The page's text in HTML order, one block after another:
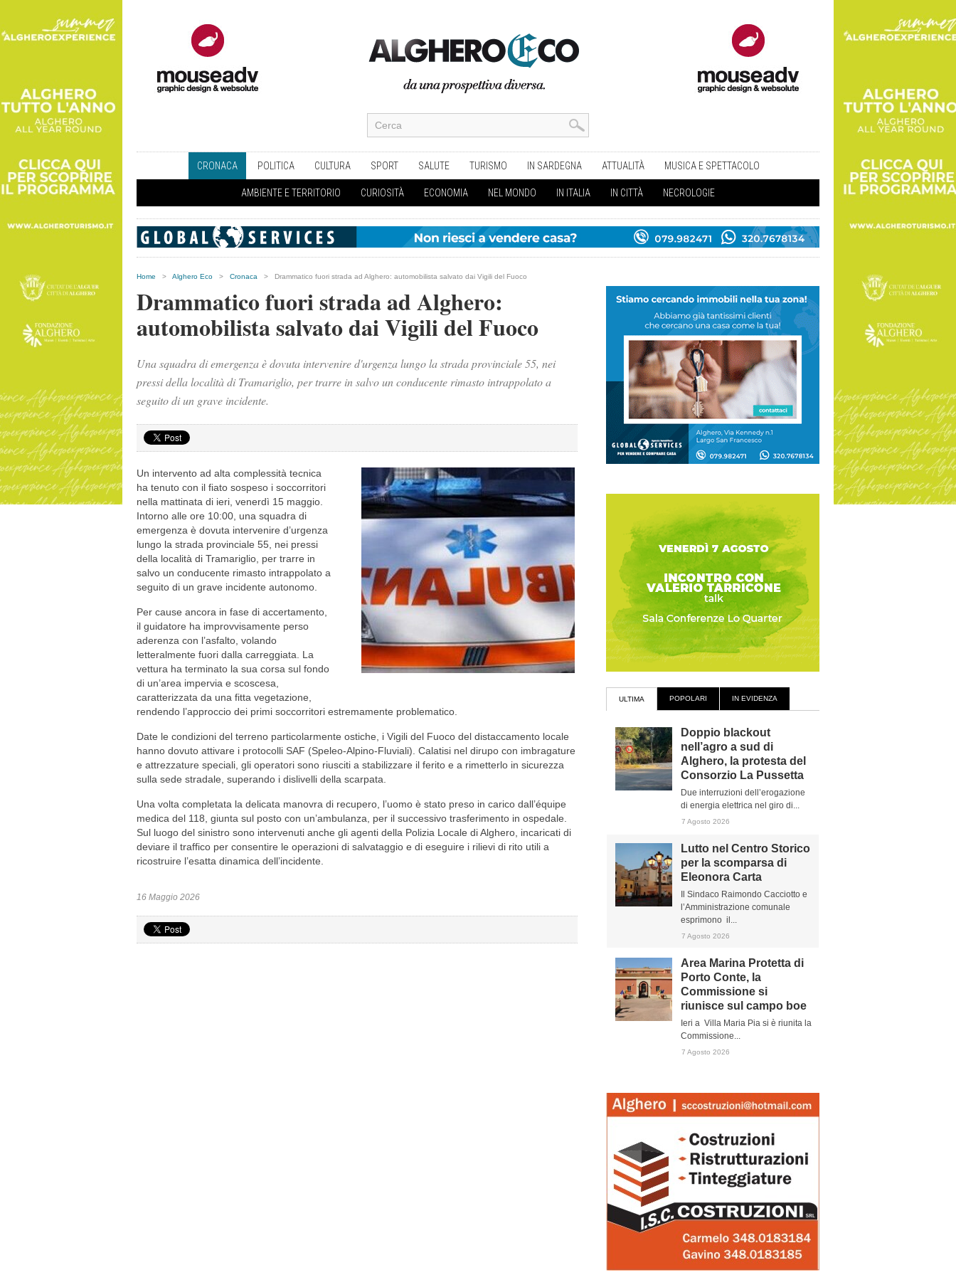
CRONACA POLITICA CULTURA SPORT SALUTE TURISMO IN SARDEGNA ATTUALITÀ MUSICA E SPETTACOLO
AMBIENTE E TERRITORIO CURIOSITÀ ECONOMIA NEL MONDO IN ITALIA IN CITTÀ NECROLOGIE
Home > Alghero Eco > Cronaca > Drammatico fuori strada ad Alghero: automobilista salvato dai Vigili del Fuoco
Drammatico fuori strada ad Alghero:
automobilista salvato dai Vigili del Fuoco
Una squadra di emergenza è dovuta intervenire d'urgenza lungo la strada provinciale 55, nei
pressi della località di Tramariglio, per trarre in salvo un conducente rimasto intrappolato a
seguito di un grave incidente.
Un intervento ad alta complessità tecnica
ha tenuto con il fiato sospeso i soccorritori
nella mattinata di ieri, venerdì 15 maggio.
Intorno alle ore 10:00, una squadra di
emergenza è dovuta intervenire d’urgenza
lungo la strada provinciale 55, nei pressi
della località di Tramariglio, per trarre in
salvo un conducente rimasto intrappolato a
seguito di un grave incidente autonomo.
Per cause ancora in fase di accertamento,
il guidatore ha improvvisamente perso
aderenza con l’asfalto, volando
letteralmente fuori dalla carreggiata. La
vettura ha terminato la sua corsa sul fondo
di un’area impervia e scoscesa,
caratterizzata da una fitta vegetazione,
rendendo l’approccio dei primi soccorritori estremamente problematico.
Date le condizioni del terreno particolarmente ostiche, i Vigili del Fuoco del distaccamento locale
hanno dovuto attivare i protocolli SAF (Speleo-Alpino-Fluviali). Calatisi nel dirupo con imbragature
e attrezzature speciali, gli operatori sono riusciti a stabilizzare il ferito e a rimetterlo in sicurezza
sulla sede stradale, superando i dislivelli della scarpata.
Una volta completata la delicata manovra di recupero, l’uomo è stato preso in carico dall’équipe
medica del 118, giunta sul posto con un’ambulanza, per il successivo trasferimento in ospedale.
Sul luogo del sinistro sono intervenuti anche gli agenti della Polizia Locale di Alghero, incaricati di
deviare il traffico per consentire le operazioni di salvataggio e di eseguire i rilievi di rito utili a
ricostruire l’esatta dinamica dell’incidente.
16 Maggio 2026
ULTIMA POPOLARI IN EVIDENZA
Doppio blackout
nell’agro a sud di
Alghero, la protesta del
Consorzio La Pussetta
Due interruzioni dell’erogazione
di energia elettrica nel giro di...
7 Agosto 2026
Lutto nel Centro Storico
per la scomparsa di
Eleonora Carta
Il Sindaco Raimondo Cacciotto e
l’Amministrazione comunale
esprimono il...
7 Agosto 2026
Area Marina Protetta di
Porto Conte, la
Commissione si
riunisce sul campo boe
Ieri a Villa Maria Pia si è riunita la
Commissione...
7 Agosto 2026